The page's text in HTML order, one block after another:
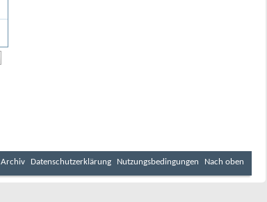
Archiv Datenschutzerklärung Nutzungsbedingungen Nach oben